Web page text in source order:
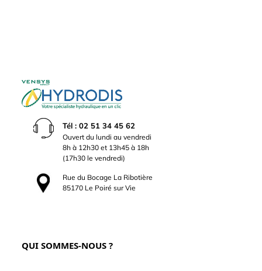
Tél : 02 51 34 45 62
Ouvert du lundi au vendredi
8h à 12h30 et 13h45 à 18h
(17h30 le vendredi)
Rue du Bocage La Ribotière
85170 Le Poiré sur Vie
QUI SOMMES-NOUS ?